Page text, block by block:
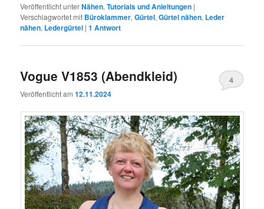
Veröffentlicht unterNähen,Tutorials und Anleitungen |
Verschlagwortet mit Büroklammer,Gürtel,Gürtel nähen, Leder
nähen, Ledergürtel |1 Antwort
Vogue V1853 (Abendkleid)
Veröffentlicht am12.11.2024
4